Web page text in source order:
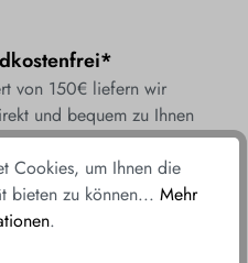
von 150€ liefern wir
und bequem zu Ihnen
Zahlungsmethoden und
Cookies, um Ihnen die
bieten zu können... Mehr
.